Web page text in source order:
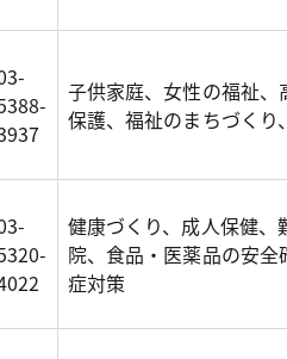
子供家庭、女性の福祉
保護、福祉のまちづく
健康づくり、成人保健
院、食品・医薬品の安
症対策